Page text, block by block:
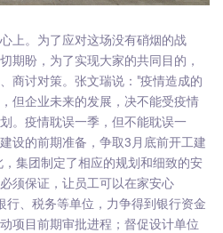
上。为了应对这场没有硝烟的战
期盼，为了实现大家的共同目的，
商讨对策。张文瑞说："疫情造成的
但企业未来的发展，决不能受疫情
。疫情耽误一季，但不能耽误一
设的前期准备，争取3月底前开工建
集团制定了相应的规划和细致的安
须保证，让员工可以在家安心
行、税务等单位，力争得到银行资金
项目前期审批进程；督促设计单位